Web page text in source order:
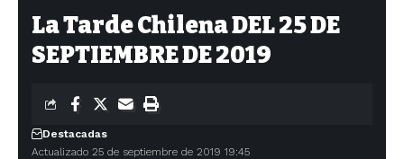
La Tarde Chilena DEL 25 DE
SEPTIEMBRE DE 2019
Actualizado 25 de septiembre de 2019 19:45
Destacadas